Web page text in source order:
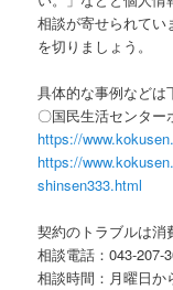
相談が寄せられてい
を切りましょう。
具体的な事例などは
〇国民生活センター
https://
https://
shinsen333.html
契約のトラブルは消
相談電話：043-207-
相談時間：月曜日か